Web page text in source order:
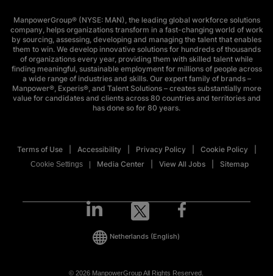
ManpowerGroup® (NYSE: MAN), the leading global workforce solutions
company, helps organizations transform in a fast-changing world of work
by sourcing, assessing, developing and managing the talent that enables
them to win. We develop innovative solutions for hundreds of thousands
of organizations every year, providing them with skilled talent while
finding meaningful, sustainable employment for millions of people across
a wide range of industries and skills. Our expert family of brands –
Manpower®, Experis®, and Talent Solutions – creates substantially more
value for candidates and clients across 80 countries and territories and
has done so for 80 years.
Terms of Use Accessibility Privacy Policy Cookie Policy
Cookie Settings Media Center View All Jobs Sitemap
© 2026 ManpowerGroup All Rights Reserved.
Netherlands (English)